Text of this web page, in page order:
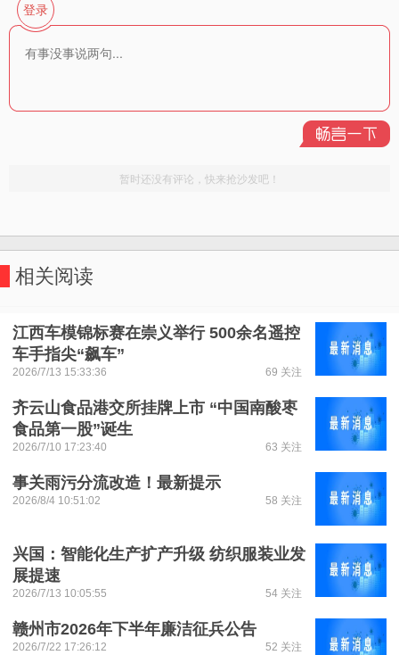
相关阅读
江西车模锦标赛在崇义举行 500余名遥控
车手指尖“飙车”
2026/7/13 15:33:36 69 关注
齐云山食品港交所挂牌上市 “中国南酸枣
食品第一股”诞生
2026/7/10 17:23:40 63 关注
事关雨污分流改造！最新提示
2026/8/4 10:51:02 58 关注
兴国：智能化生产扩产升级 纺织服装业发
展提速
2026/7/13 10:05:55 54 关注
赣州市2026年下半年廉洁征兵公告
2026/7/22 17:26:12 52 关注